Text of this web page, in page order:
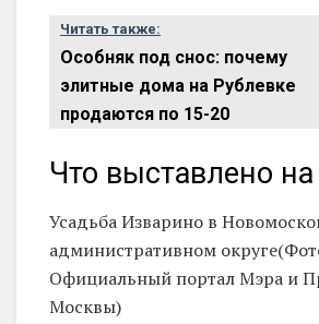
Читать также:
Особняк под снос: почему
элитные дома на Рублевке
продаются по 15-20
Что выставлено на
Усадьба Изварино в
административном
Официальный портал Мэра и
Москвы)